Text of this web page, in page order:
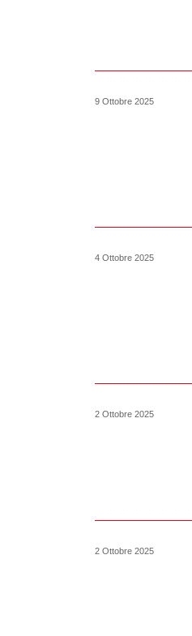
9 Ottobre 2025
4 Ottobre 2025
2 Ottobre 2025
2 Ottobre 2025